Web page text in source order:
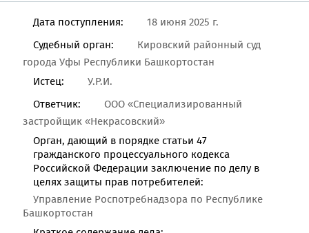
Дата поступления:
18 июня 2025 г.
Судебный орган:
Кировский районный суд
города Уфы Республики Башкортостан
Истец:
У.Р.И.
Ответчик:
ООО «Специализированный
застройщик «Некрасовский»
Орган, дающий в порядке статьи 47
гражданского процессуального кодекса
Российской Федерации заключение по делу в
целях защиты прав потребителей:
Управление Роспотребнадзора по Республике
Башкортостан